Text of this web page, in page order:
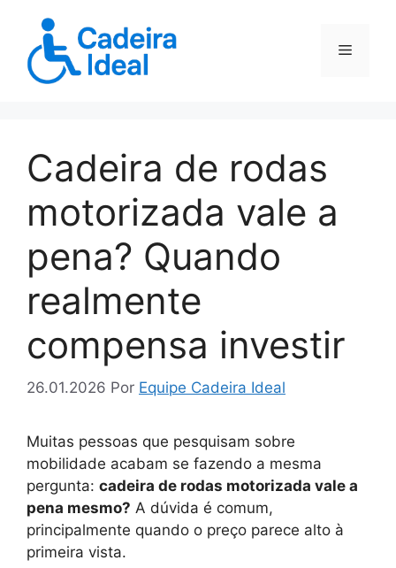
conteúdo
Menu
Cadeira de rodas
motorizada vale a
pena? Quando
realmente
compensa investir
26.01.2026 Por Equipe Cadeira Ideal
Muitas pessoas que pesquisam sobre
mobilidade acabam se fazendo a mesma
pergunta: cadeira de rodas motorizada vale a
pena mesmo? A dúvida é comum,
principalmente quando o preço parece alto à
primeira vista.